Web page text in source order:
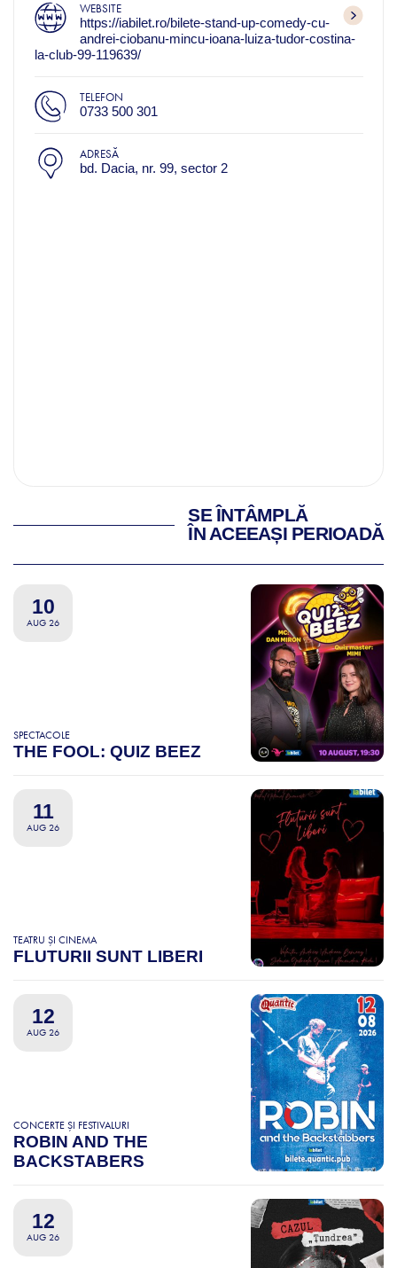
WEBSITE
https://iabilet.ro/bilete-stand-up-comedy-cu-
andrei-ciobanu-mincu-ioana-luiza-tudor-costina-
la-club-99-119639/
TELEFON
0733 500 301
ADRESĂ
bd. Dacia, nr. 99, sector 2
SE ÎNTÂMPLĂ
ÎN ACEEAȘI PERIOADĂ
10
AUG 26
SPECTACOLE
THE FOOL: QUIZ BEEZ
11
AUG 26
TEATRU ȘI CINEMA
FLUTURII SUNT LIBERI
12
AUG 26
CONCERTE ȘI FESTIVALURI
ROBIN AND THE
BACKSTABERS
12
AUG 26